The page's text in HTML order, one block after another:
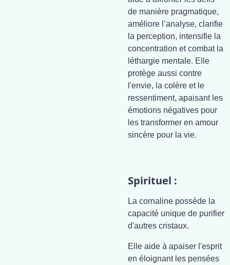
de manière pragmatique,
améliore l’analyse, clarifie
la perception, intensifie la
concentration et combat la
léthargie mentale. Elle
protège aussi contre
l'envie, la colère et le
ressentiment, apaisant les
émotions négatives pour
les transformer en amour
sincère pour la vie.
Spirituel :
La cornaline possède la
capacité unique de purifier
d'autres cristaux.
Elle aide à apaiser l'esprit
en éloignant les pensées